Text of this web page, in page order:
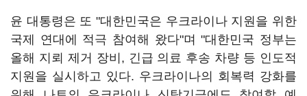
윤 대통령은 또 "대한민국은 우크라이나 지원을 위한
국제 연대에 적극 참여해 왔다"며 "대한민국 정부는
올해 지뢰 제거 장비, 긴급 의료 후송 차량 등 인도적
지원을 실시하고 있다. 우크라이나의 회복력 강화를